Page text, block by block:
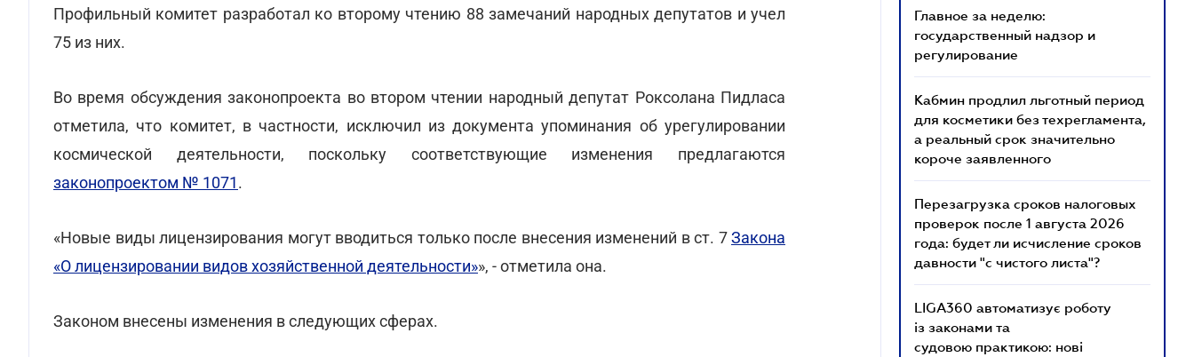
Профильный комитет разработал ко второму чтению 88 замечаний народных депутатов и учел
75 из них.
Во время обсуждения законопроекта во втором чтении народный депутат Роксолана Пидласа
отметила, что комитет, в частности, исключил из документа упоминания об урегулировании
космической деятельности, поскольку соответствующие изменения предлагаются
законопроектом № 1071.
«Новые виды лицензирования могут вводиться только после внесения изменений в ст. 7Закона
«О лицензировании видов хозяйственной деятельности»», - отметила она.
Законом внесены изменения в следующих сферах.
Главное за неделю:
государственный надзор и
регулирование
Кабмин продлил льготный период
для косметики без техрегламента,
а реальный срок значительно
короче заявленного
Перезагрузка сроков налоговых
проверок после 1 августа 2026
года: будет ли исчисление сроков
давности "с чистого листа"?
LIGA360 автоматизує роботу
із законами та
судовою практикою: нові